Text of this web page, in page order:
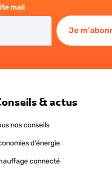
mail
Je
& actus
nos conseils
d'énergie
connecté